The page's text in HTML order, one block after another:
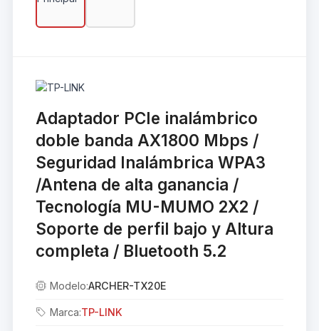
Adaptador PCIe inalámbrico
doble banda AX1800 Mbps /
Seguridad Inalámbrica WPA3
/Antena de alta ganancia /
Tecnología MU-MUMO 2X2 /
Soporte de perfil bajo y Altura
completa / Bluetooth 5.2
Modelo:ARCHER-TX20E
Marca:TP-LINK